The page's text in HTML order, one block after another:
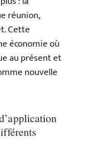
réunion,
Cette
économie où
au présent et
nouvelle